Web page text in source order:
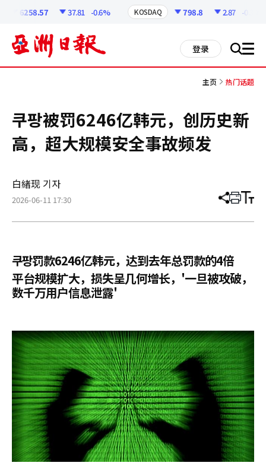
6258.57 37.81 -0.6% KOSDAQ 798.8 2.87 -0.36%
登录 搜 all
主页 热门话题
쿠팡被罚6246亿韩元，创历史新
高，超大规模安全事故频发
白緖现 기자
2026-06-11 17:30 分
章
打 调
小
쿠팡罚款6246亿韩元，达到去年总罚款的4倍
平台规模扩大，损失呈几何增长，'一旦被攻破，
数千万用户信息泄露'